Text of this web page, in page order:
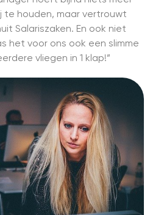
te houden, maar vertrouwt
Salariszaken. En ook niet
het voor ons ook een slimme
vliegen in 1 klap!”